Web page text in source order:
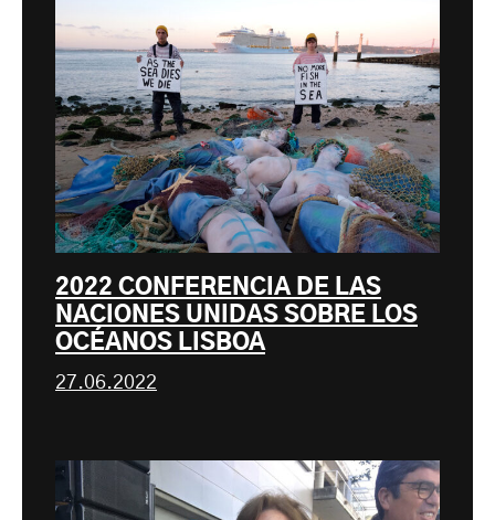
2022 CONFERENCIA DE LAS
NACIONES UNIDAS SOBRE LOS
OCÉANOS LISBOA
27.06.2022